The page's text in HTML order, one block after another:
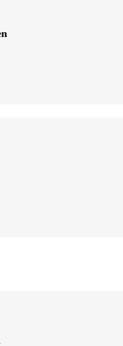
mit 5 mm Durchmesser.
oder 12×142 mm), bietet